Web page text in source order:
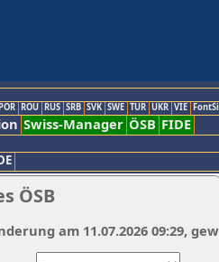
ROU RUS SRB SVK SWE TUR UKR VIE
Swiss-Manager ÖSB FIDE
ÖSB
am 11.07.2026 09:29,